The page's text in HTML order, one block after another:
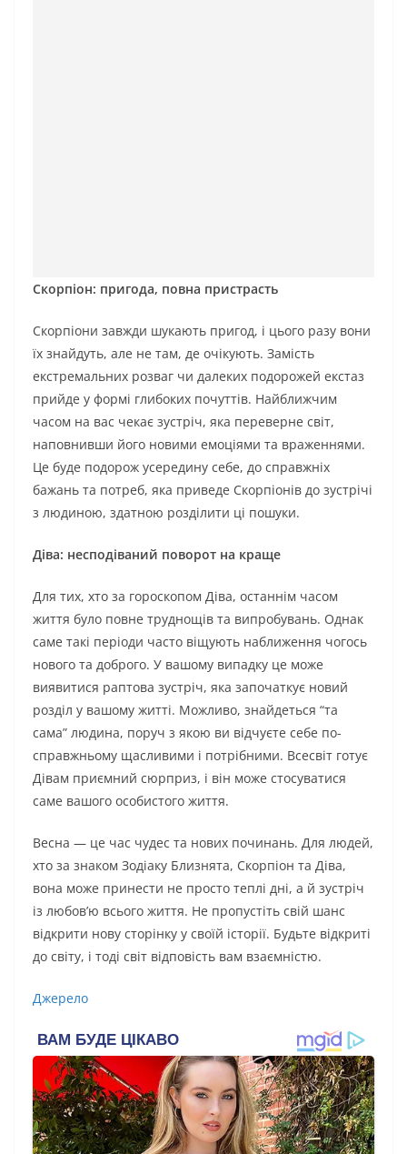
Скорпіон: пригода, повна пристрасть
Скорпіони завжди шукають пригод, і цього разу вони
їх знайдуть, але не там, де очікують. Замість
екстремальних розваг чи далеких подорожей екстаз
прийде у формі глибоких почуттів. Найближчим
часом на вас чекає зустріч, яка переверне світ,
наповнивши його новими емоціями та враженнями.
Це буде подорож усередину себе, до справжніх
бажань та потреб, яка приведе Скорпіонів до зустрічі
з людиною, здатною розділити ці пошуки.
Діва: несподіваний поворот на краще
Для тих, хто за гороскопом Діва, останнім часом
життя було повне труднощів та випробувань. Однак
саме такі періоди часто віщують наближення чогось
нового та доброго. У вашому випадку це може
виявитися раптова зустріч, яка започаткує новий
розділ у вашому житті. Можливо, знайдеться “та
сама” людина, поруч з якою ви відчуєте себе по-
справжньому щасливими і потрібними. Всесвіт готує
Дівам приємний сюрприз, і він може стосуватися
саме вашого особистого життя.
Весна — це час чудес та нових починань. Для людей,
хто за знаком Зодіаку Близнята, Скорпіон та Діва,
вона може принести не просто теплі дні, а й зустріч
із любов’ю всього життя. Не пропустіть свій шанс
відкрити нову сторінку у своїй історії. Будьте відкриті
до світу, і тоді світ відповість вам взаємністю.
Джерело